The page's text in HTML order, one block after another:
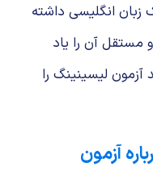
انگلیسی داشته
مستقل آن را یاد
آزمون لیسینینگ را
آزمون